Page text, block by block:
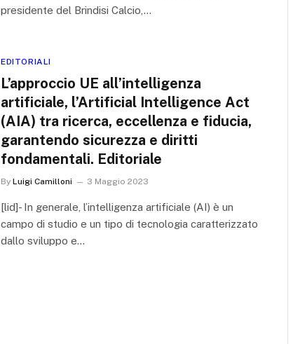
presidente del Brindisi Calcio,…
EDITORIALI
L’approccio UE all’intelligenza
artificiale, l’Artificial Intelligence Act
(AIA) tra ricerca, eccellenza e fiducia,
garantendo sicurezza e diritti
fondamentali. Editoriale
By Luigi Camilloni 3 Maggio 2023
[lid]- In generale, l’intelligenza artificiale (AI) è un
campo di studio e un tipo di tecnologia caratterizzato
dallo sviluppo e…